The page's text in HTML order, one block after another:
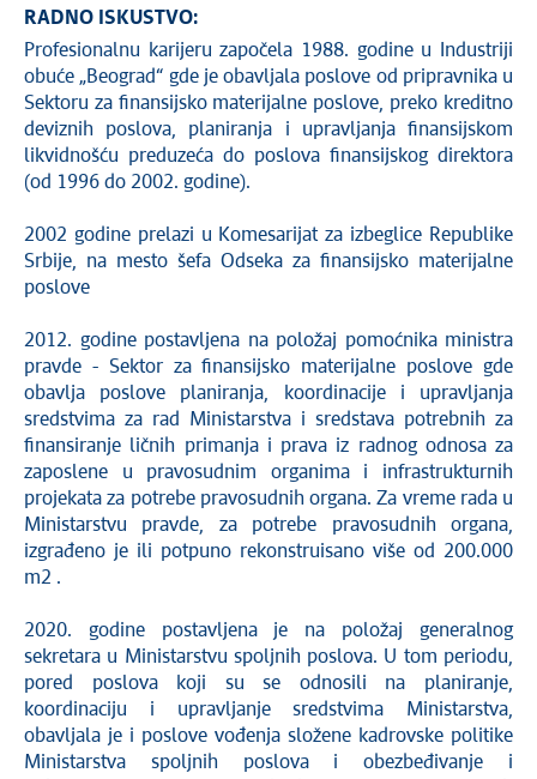
RADNO ISKUSTVO:
Profesionalnu karijeru započela 1988. godine u Industriji
obuće „Beograd“ gde je obavljala poslove od pripravnika u
Sektoru za finansijsko materijalne poslove, preko kreditno
deviznih poslova, planiranja i upravljanja finansijskom
likvidnošću preduzeća do poslova finansijskog direktora
(od 1996 do 2002. godine).
2002 godine prelazi u Komesarijat za izbeglice Republike
Srbije, na mesto šefa Odseka za finansijsko materijalne
poslove
2012. godine postavljena na položaj pomoćnika ministra
pravde - Sektor za finansijsko materijalne poslove gde
obavlja poslove planiranja, koordinacije i upravljanja
sredstvima za rad Ministarstva i sredstava potrebnih za
finansiranje ličnih primanja i prava iz radnog odnosa za
zaposlene u pravosudnim organima i infrastrukturnih
projekata za potrebe pravosudnih organa. Za vreme rada u
Ministarstvu pravde, za potrebe pravosudnih organa,
izgrađeno je ili potpuno rekonstruisano više od 200.000
m2 .
2020. godine postavljena je na položaj generalnog
sekretara u Ministarstvu spoljnih poslova. U tom periodu,
pored poslova koji su se odnosili na planiranje,
koordinaciju i upravljanje sredstvima Ministarstva,
obavljala je i poslove vođenja složene kadrovske politike
Ministarstva spoljnih poslova i obezbeđivanje i